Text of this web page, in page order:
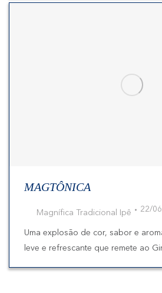
MAGTÔNICA
Magnífica Tradicional Ipê
22/
Uma explosão de cor, sabor e
leve e refrescante que remete ao